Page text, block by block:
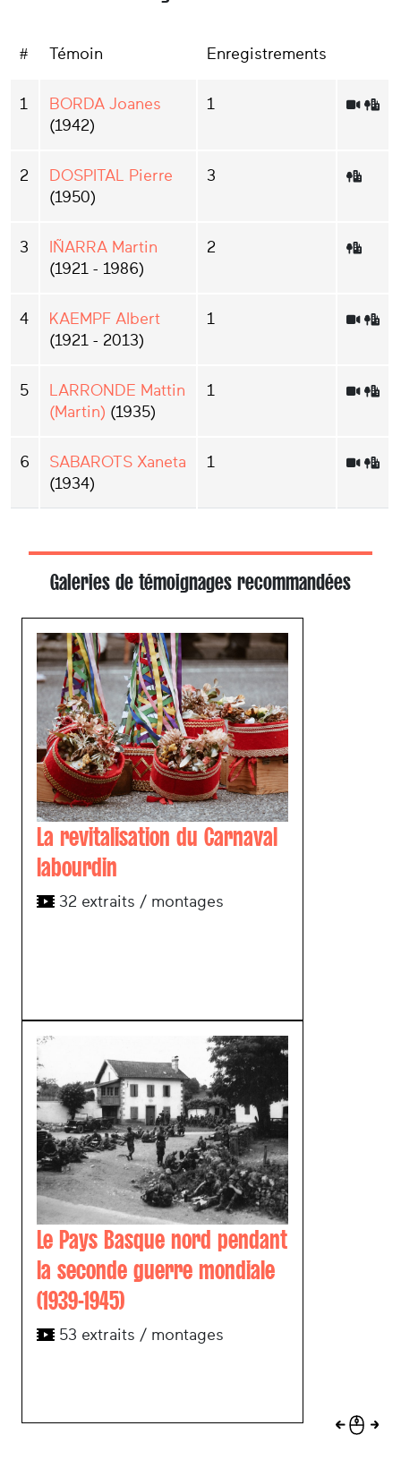
# Témoin Enregistrements
1
BORDA Joanes
(1942)
1
2
DOSPITAL Pierre
(1950)
3
3
IÑARRA Martin
(1921 - 1986)
2
4
KAEMPF Albert
(1921 - 2013)
1
5
LARRONDE Mattin
(Martin) (1935)
1
6
SABAROTS Xaneta
(1934)
1
Galeries de témoignages recommandées
La revitalisation du Carnaval
labourdin
32 extraits / montages
Le Pays Basque nord pendant
la seconde guerre mondiale
(1939-1945)
53 extraits / montages